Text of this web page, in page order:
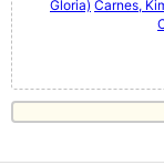
Gloria) Carnes,